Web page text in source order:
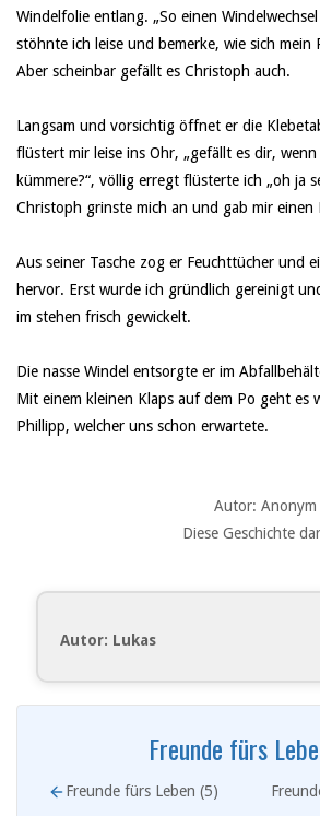
Windelfolie entlang. „So einen
stöhnte ich leise und bemerke, wie sich mein
Aber scheinbar gefällt es Christoph auch.
Langsam und vorsichtig öffnet er die
flüstert mir leise ins Ohr, „gefällt es dir,
kümmere?“, völlig erregt flüsterte ich „oh ja
Christoph grinste mich an und gab mir einen
Aus seiner Tasche zog er Feuchttücher und
hervor. Erst wurde ich gründlich gereinigt
im stehen frisch gewickelt.
Die nasse Windel entsorgte er im
Mit einem kleinen Klaps auf dem Po geht es
Phillipp, welcher uns schon erwartete.
Autor: Anonym
Diese Geschichte
Autor: Lukas
Freunde fürs
Freunde fürs Leben (5)